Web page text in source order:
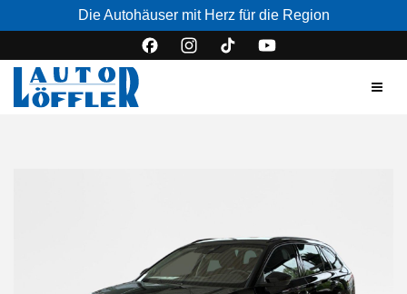
Die Autohäuser mit Herz für die Region